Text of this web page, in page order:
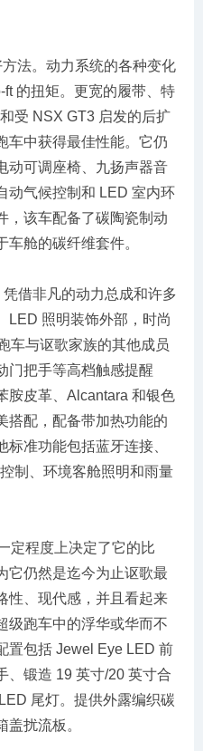
法。动力系统的各种变化
的扭矩。更宽的履带、特
受 NSX GT3 启发的后扩
车中获得最佳性能。它仍
动可调座椅、九扬声器音
动气候控制和 LED 室内环
，该车配备了碳陶瓷制动
舱的碳纤维套件。
借非凡的动力总成和许多
LED 照明装饰外部，时尚
车与讴歌家族的其他成员
门把手等高档触感提醒
胺皮革、Alcantara 和银色
搭配，配备带加热功能的
标准功能包括蓝牙连接、
制、环境客舱照明和雨量
定程度上决定了它的比
它仍然是迄今为止讴歌最
性、现代感，并且看起来
级跑车中的浮华或华而不
置包括 Jewel Eye LED 前
、锻造 19 英寸/20 英寸合
尾灯。提供外露编织碳
扰流板。